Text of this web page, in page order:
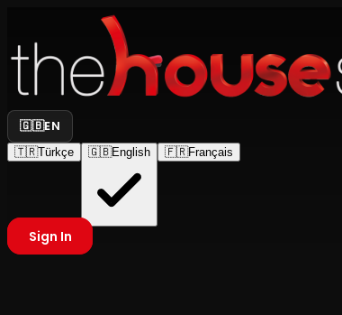
🇬🇧EN
🇹🇷Türkçe 🇬🇧English 🇫🇷Français
Sign In